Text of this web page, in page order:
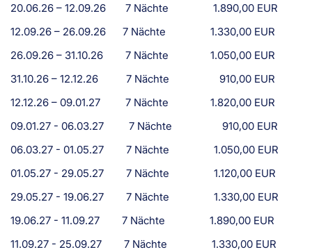
20.06.26 – 12.09.26 7 Nächte 1.890,00 EUR
12.09.26 – 26.09.26 7 Nächte 1.330,00 EUR
26.09.26 – 31.10.26 7 Nächte 1.050,00 EUR
31.10.26 – 12.12.26 7 Nächte 910,00 EUR
12.12.26 – 09.01.27 7 Nächte 1.820,00 EUR
09.01.27 - 06.03.27 7 Nächte 910,00 EUR
06.03.27 - 01.05.27 7 Nächte 1.050,00 EUR
01.05.27 - 29.05.27 7 Nächte 1.120,00 EUR
29.05.27 - 19.06.27 7 Nächte 1.330,00 EUR
19.06.27 - 11.09.27 7 Nächte 1.890,00 EUR
11.09.27 - 25.09.27 7 Nächte 1.330,00 EUR